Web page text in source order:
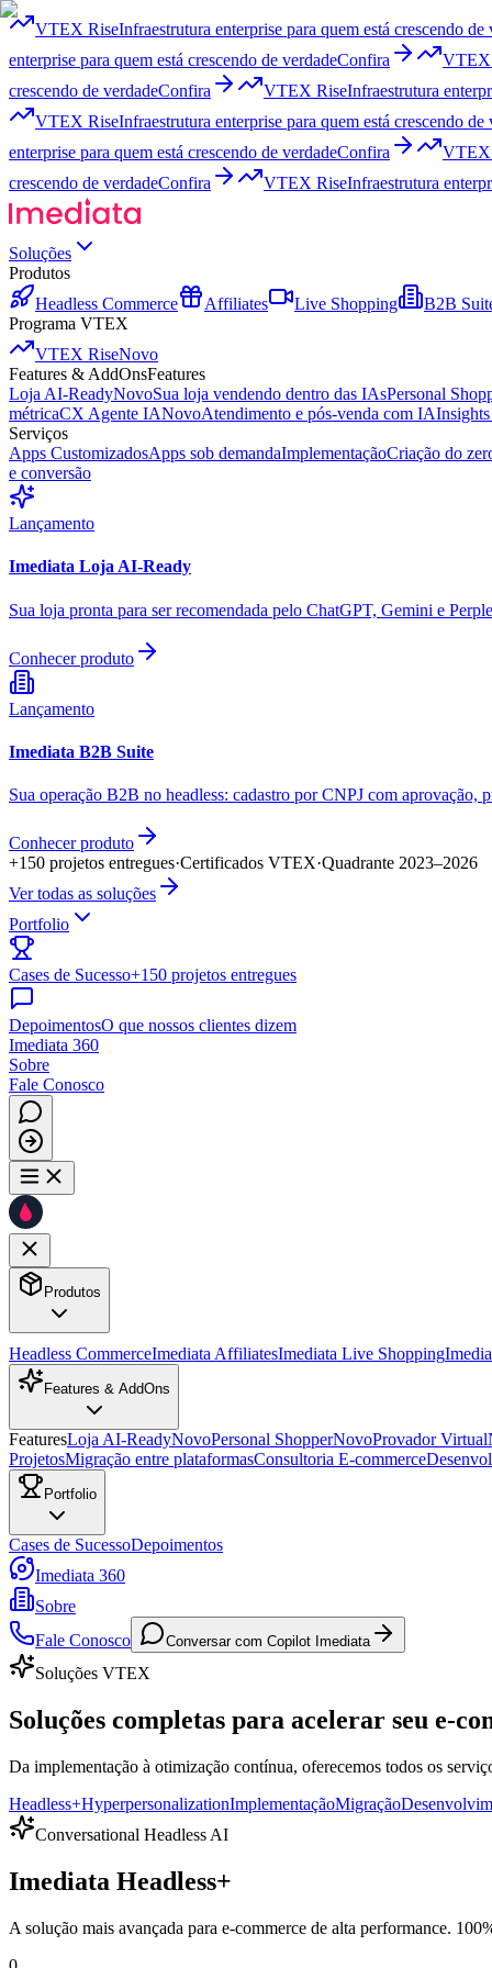
VTEX RiseInfraestrutura enterprise para quem está crescendo de
enterprise para quem está crescendo de verdadeConfira
VTEX
crescendo de verdadeConfira VTEX RiseInfraestrutura
VTEX RiseInfraestrutura enterprise para quem está crescendo de
enterprise para quem está crescendo de verdadeConfira
VTEX
crescendo de verdadeConfira VTEX RiseInfraestrutura
Soluções
Produtos
Headless Commerce
Affiliates Live Shopping
B2B
Programa VTEX
VTEX RiseNovo
Features & AddOnsFeatures
Loja AI-ReadyNovoSua loja vendendo dentro das IAsPersonal
métricaCX Agente IANovoAtendimento e pós-venda com IA
Serviços
Apps CustomizadosApps sob demandaImplementaçãoCriação do
e conversão
Lançamento
Imediata Loja AI-Ready
Sua loja pronta para ser recomendada pelo ChatGPT, Gemini e
Conhecer produto
Lançamento
Imediata B2B Suite
Sua operação B2B no headless: cadastro por CNPJ com aprovação,
Conhecer produto
+150 projetos entregues·Certificados VTEX·Quadrante 2023–2026
Ver todas as soluções
Portfolio
Cases de Sucesso+150 projetos entregues
DepoimentosO que nossos clientes dizem
Imediata 360
Sobre
Fale Conosco
Produtos
Headless CommerceImediata AffiliatesImediata Live Shopping
Features & AddOns
FeaturesLoja AI-ReadyNovoPersonal ShopperNovoProvador Virtual
ProjetosMigração entre plataformasConsultoria E-commerce
Portfolio
Cases de SucessoDepoimentos
Imediata 360
Sobre
Fale Conosco
Conversar com Copilot Imediata
Soluções VTEX
Soluções completas para acelerar seu e-
Da implementação à otimização contínua, oferecemos todos os
Headless+HyperpersonalizationImplementaçãoMigração
Conversational Headless AI
Imediata Headless+
A solução mais avançada para e-commerce de alta performance.